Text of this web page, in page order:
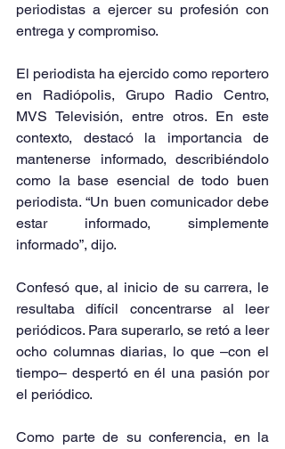
periodistas a ejercer su profesión con
entrega y compromiso.
El periodista ha ejercido como reportero
en Radiópolis, Grupo Radio Centro,
MVS Televisión, entre otros. En este
contexto, destacó la importancia de
mantenerse informado, describiéndolo
como la base esencial de todo buen
periodista. “Un buen comunicador debe
estar informado, simplemente
informado”, dijo.
Confesó que, al inicio de su carrera, le
resultaba difícil concentrarse al leer
periódicos. Para superarlo, se retó a leer
ocho columnas diarias, lo que –con el
tiempo– despertó en él una pasión por
el periódico.
Como parte de su conferencia, en la